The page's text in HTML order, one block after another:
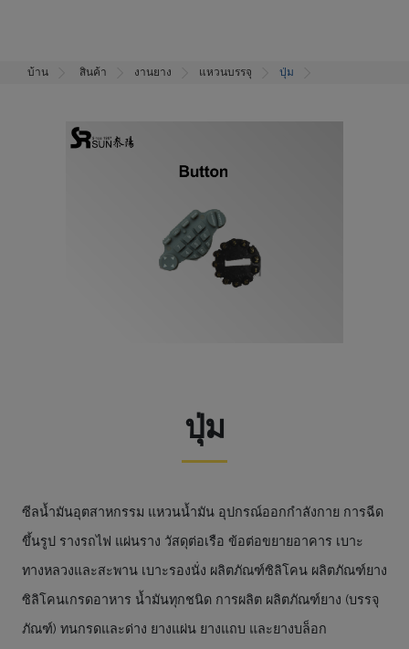
บ้าน สินค้า งานยาง แหวนบรรจุ ปุ่ม
ปุ่ม
ซีลน้ำมันอุตสาหกรรม แหวนน้ำมัน อุปกรณ์ออกกำลังกาย การฉีด
ขึ้นรูป รางรถไฟ แผ่นราง วัสดุต่อเรือ ข้อต่อขยายอาคาร เบาะ
ทางหลวงและสะพาน เบาะรองนั่ง ผลิตภัณฑ์ซิลิโคน ผลิตภัณฑ์ยาง
ซิลิโคนเกรดอาหาร น้ำมันทุกชนิด การผลิต ผลิตภัณฑ์ยาง (บรรจุ
ภัณฑ์) ทนกรดและด่าง ยางแผ่น ยางแถบ และยางบล็อก